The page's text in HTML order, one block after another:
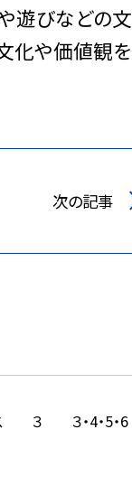
遊びなどの文
化や価値観を
次の記事
３ ３・4・5・6